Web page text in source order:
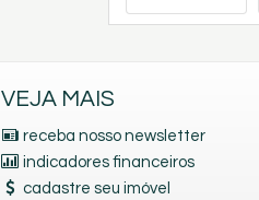
VEJA MAIS
receba nosso newsletter
indicadores financeiros
cadastre seu imóvel